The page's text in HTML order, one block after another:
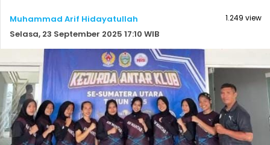
Muhammad Arif Hidayatullah
Selasa, 23 September 2025 17:10 WIB
1.249 view